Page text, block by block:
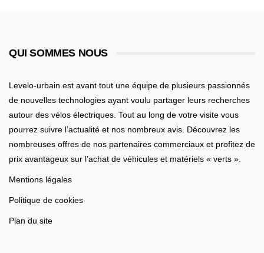
QUI SOMMES NOUS
Levelo-urbain est avant tout une équipe de plusieurs passionnés
de nouvelles technologies ayant voulu partager leurs recherches
autour des vélos électriques. Tout au long de votre visite vous
pourrez suivre l’actualité et nos nombreux avis. Découvrez les
nombreuses offres de nos partenaires commerciaux et profitez de
prix avantageux sur l’achat de véhicules et matériels « verts ».
Mentions légales
Politique de cookies
Plan du site